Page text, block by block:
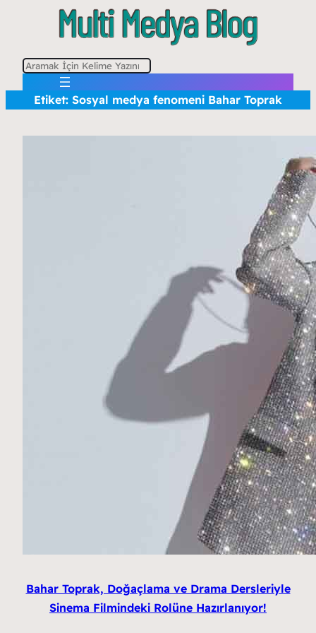
A
Etiket: Sosyal medya fenomeni Bahar Toprak
Bahar Toprak, Doğaçlama ve Drama Dersleriyle
Sinema Filmindeki Rolüne Hazırlanıyor!